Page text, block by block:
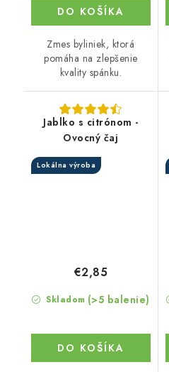
DO KOŠÍKA
Zmes byliniek, ktorá
pomáha na zlepšenie
kvality spánku.
Jablko s citrónom -
Ovocný čaj
Lokálna výroba
Skladom (>5 balenie)
€2,85
DO KOŠÍKA